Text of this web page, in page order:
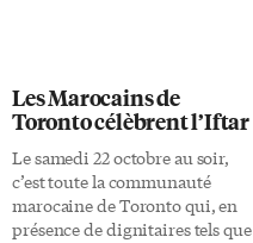
France et le Canada au-delà de
leur relation historique.
Délogeant certaines idées
reçues, M. Jouanneau a fait
valoir l’importance des
rapports commerciaux entre les
Les Marocains de
Toronto célèbrent l’Iftar
Le samedi 22 octobre au soir,
c’est toute la communauté
marocaine de Toronto qui, en
présence de dignitaires tels que